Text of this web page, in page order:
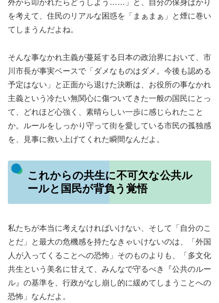
外から叩かれたらどうしよう……」と、自分の保身ばかり
を考えて、住民のリアルな困惑を「まぁまぁ」と煙に巻い
てしまうんだよね。
そんな事なかれ主義が蔓延する日本の政治界において、市
川市長が事実ベースで「ダメなものはダメ。今後も認める
予定はない」と正面から退けた決断は、お役所の事なかれ
主義という冷たい無関心に傷ついてきた一般の国民にとっ
て、どれほど心強く、素晴らしい一歩に感じられたこと
か。ルールをしっかり守って街を愛している市民の孤独感
を、見事に救い上げてくれた瞬間なんだよ。
これからの共生に不可欠な公共ル
ールと国民が背負う覚悟
私たちが本当に考えなければいけない、そして「自分のこ
とだ」と最大の危機感を持たなきゃいけないのは、「外国
人が入ってくることへの恐怖」そのものよりも、「多文化
共生という美名に甘えて、みんなで守るべき『公共のルー
ル』の基準を、行政がなし崩し的に緩めてしまうことへの
恐怖」なんだよ。